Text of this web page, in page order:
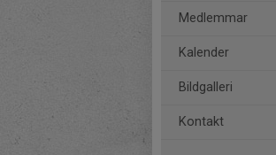
Medlemmar
Kalender
Bildgalleri
Kontakt